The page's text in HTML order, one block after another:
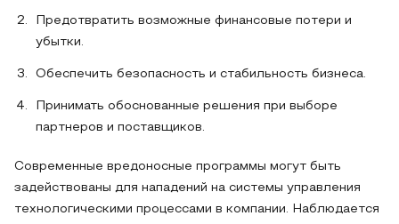
Предотвратить возможные финансовые потери и
убытки.
Обеспечить безопасность и стабильность бизнеса.
Принимать обоснованные решения при выборе
партнеров и поставщиков.
Современные вредоносные программы могут быть
задействованы для нападений на системы управления
технологическими процессами в компании. Наблюдается